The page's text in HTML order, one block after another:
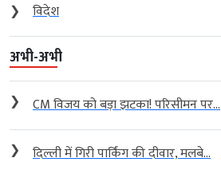
❯
विदेश
अभी-अभी
❯ CM विजय को बड़ा झटका! परिसीमन पर...
❯ दिल्ली में गिरी पार्किंग की दीवार, मलबे...